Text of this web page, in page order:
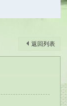
返回列表